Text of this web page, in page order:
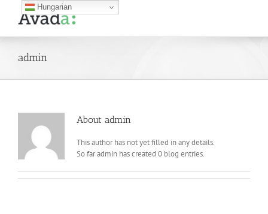
content
admin
About admin
This author has not yet filled in any details.
So far admin has created 0 blog entries.
Hungarian